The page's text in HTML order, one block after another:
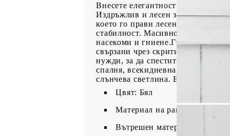
Внесете елегантност и
Издръжлив и лесен за
което го прави лесен за
стабилност. Масивното дърво от
насекоми и гниене.Гъвкав и
свързани чрез скрити панти 2 в
нужди, за да спестите
спалня, всекидневна, офис и
слънчева светлина.
Цвят: Бял
Материал на рамката:
Вътрешен материал: Бамбук,